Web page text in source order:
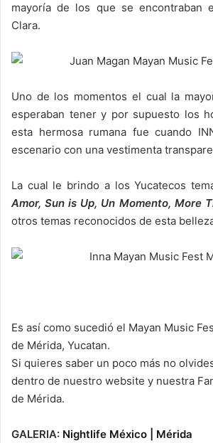
mayoría de los que se encontraban
Clara.
Uno de los momentos el cual la
esperaban tener y por supuesto los
esta hermosa rumana fue cuando
escenario con una vestimenta
La cual le brindo a los Yucatecos
Amor, Sun is Up, Un Momento, More
otros temas reconocidos de esta
Es así como sucedió el Mayan Music
de Mérida, Yucatan.
Si quieres saber un poco más no
dentro de nuestro website y nuestra
de Mérida.
GALERIA: Nightlife México | Mérida